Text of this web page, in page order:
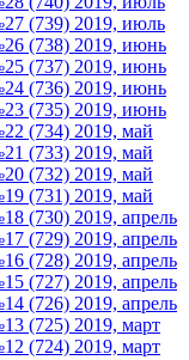
(739) 2019, июль
(738) 2019, июнь
(737) 2019, июнь
(736) 2019, июнь
(735) 2019, июнь
(734) 2019, май
(733) 2019, май
(732) 2019, май
(731) 2019, май
(730) 2019, апрель
(729) 2019, апрель
(728) 2019, апрель
(727) 2019, апрель
(726) 2019, апрель
(725) 2019, март
(724) 2019, март